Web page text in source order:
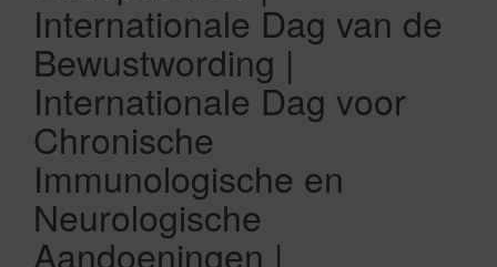
Internationale Dag van de
Bewustwording |
Internationale Dag voor
Chronische
Immunologische en
Neurologische
Aandoeningen |